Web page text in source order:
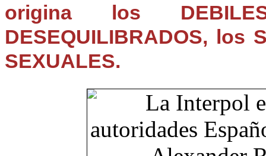
origina los
DESEQUILIBRADOS, los
SEXUALES.